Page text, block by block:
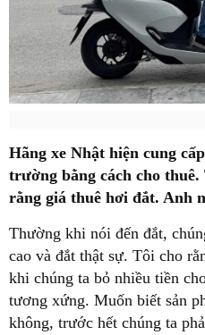
Hãng xe Nhật hiện cung
trường bằng cách cho
rằng giá thuê hơi đắt. Anh
Thường khi nói đến đắt,
cao và đắt thật sự. Tôi cho
khi chúng ta bỏ nhiều tiền
tương xứng. Muốn biết sản
không, trước hết chúng ta